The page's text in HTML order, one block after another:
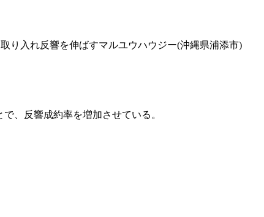
り入れ反響を伸ばすマルユウハウジー(沖縄県浦添市)
、反響成約率を増加させている。